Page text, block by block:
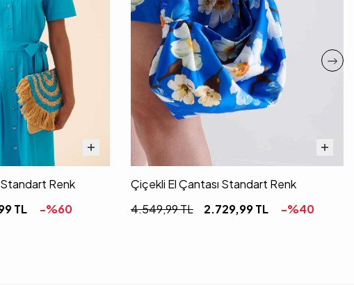
Renk
TL -%60
Çiçekli El Çantası Standart Renk
4.549,99TL 2.729,99TL -%40